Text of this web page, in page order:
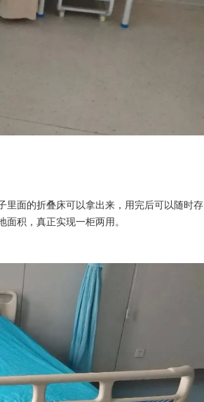
里面的折叠床可以拿出来，用完后可以随时存
积，真正实现一柜两用。